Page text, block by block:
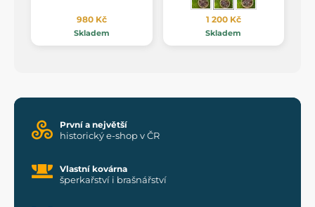
980 Kč
Skladem
1 200 Kč
Skladem
První a největší
historický e-shop v ČR
Vlastní kovárna
šperkařství i brašnářství